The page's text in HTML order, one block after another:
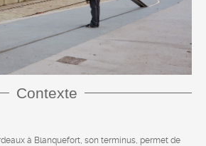
Contexte
à Blanquefort, son terminus, permet de